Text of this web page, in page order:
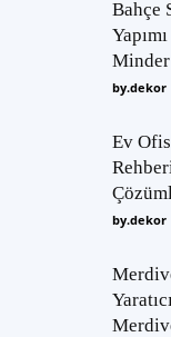
Bahçe
Minder
by.dekor
Ev
by.dekor